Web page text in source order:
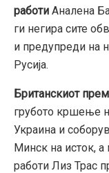
работи Аналена
ги негира сите
и предупреди на
Русија.
Британскиот
грубото кршење
Украина и
Минск на исток,
работи Лиз Трас